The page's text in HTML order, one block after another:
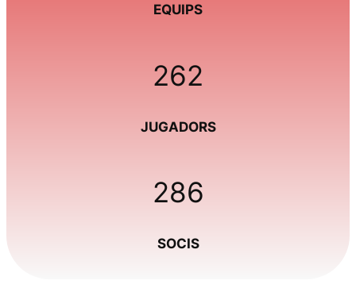
EQUIPS
262
JUGADORS
286
SOCIS